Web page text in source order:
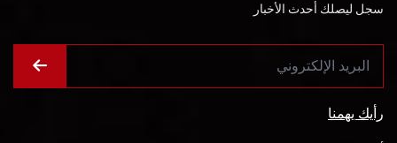
سجل ليصلك أحدث الأخبار
رأيك يهمنا